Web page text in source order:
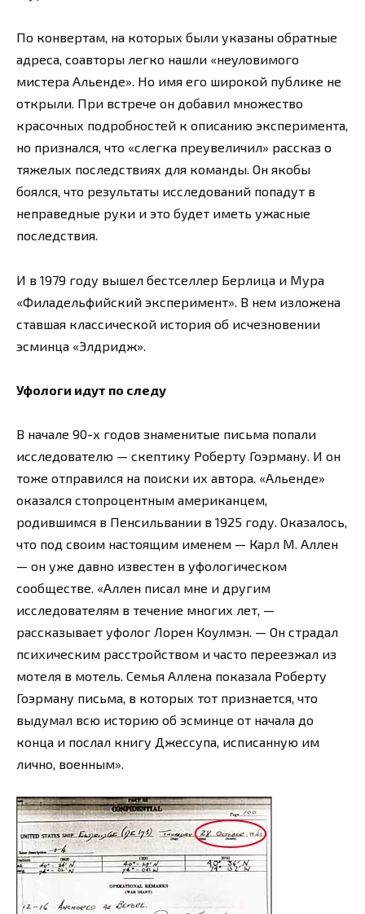
По конвертам, на которых были указаны обратные
адреса, соавторы легко нашли «неуловимого
мистера Альенде». Но имя его широкой публике не
открыли. При встрече он добавил множество
красочных подробностей к описанию эксперимента,
но признался, что «слегка преувеличил» рассказ о
тяжелых последствиях для команды. Он якобы
боялся, что результаты исследований попадут в
неправедные руки и это будет иметь ужасные
последствия.
И в 1979 году вышел бестселлер Берлица и Мура
«Филадельфийский эксперимент». В нем изложена
ставшая классической история об исчезновении
эсминца «Элдридж».
Уфологи идут по следу
В начале 90-х годов знаменитые письма попали
исследователю — скептику Роберту Гоэрману. И он
тоже отправился на поиски их автора. «Альенде»
оказался стопроцентным американцем,
родившимся в Пенсильвании в 1925 году. Оказалось,
что под своим настоящим именем — Карл М. Аллен
— он уже давно известен в уфологическом
сообществе. «Аллен писал мне и другим
исследователям в течение многих лет, —
рассказывает уфолог Лорен Коулмэн. — Он страдал
психическим расстройством и часто переезжал из
мотеля в мотель. Семья Аллена показала Роберту
Гоэрману письма, в которых тот признается, что
выдумал всю историю об эсминце от начала до
конца и послал книгу Джессупа, исписанную им
лично, военным».